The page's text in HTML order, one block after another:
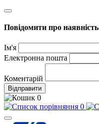
Повідомити про наявність
Ім'я
Електронна пошта
Коментарій
Відправити
0
0